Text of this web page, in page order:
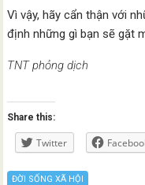
Vì vậy, hãy cẩn thận với
định những gì bạn sẽ gặt
TNT phỏng dịch
Share this:
Twitter
ĐỜI SỐNG XÃ HỘI